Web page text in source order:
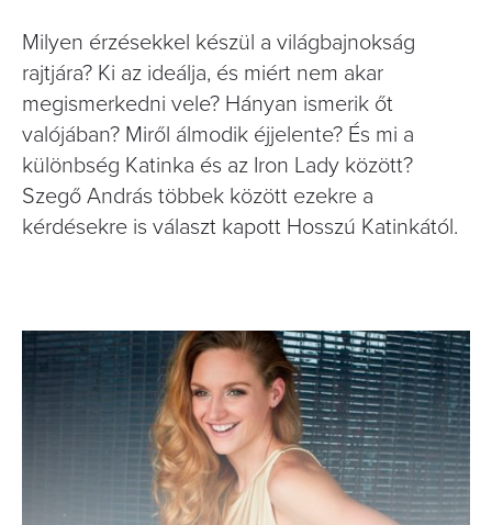
Milyen érzésekkel készül a világbajnokság
rajtjára? Ki az ideálja, és miért nem akar
megismerkedni vele? Hányan ismerik őt
valójában? Miről álmodik éjjelente? És mi a
különbség Katinka és az Iron Lady között?
Szegő András többek között ezekre a
kérdésekre is választ kapott Hosszú Katinkától.